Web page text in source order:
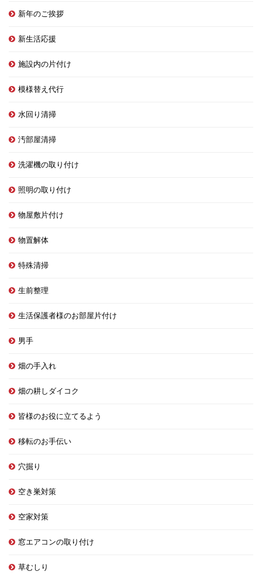
新年のご挨拶
新生活応援
施設内の片付け
模様替え代行
水回り清掃
汚部屋清掃
洗濯機の取り付け
照明の取り付け
物屋敷片付け
物置解体
特殊清掃
生前整理
生活保護者様のお部屋片付け
男手
畑の手入れ
畑の耕しダイコク
皆様のお役に立てるよう
移転のお手伝い
穴掘り
空き巣対策
空家対策
窓エアコンの取り付け
草むしり